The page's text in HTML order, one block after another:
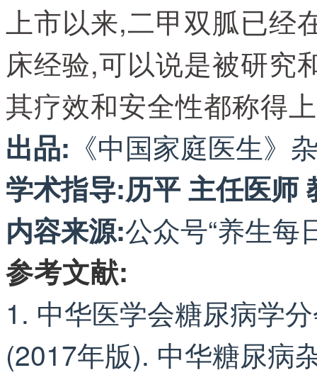
上市以来,二甲双胍已经
床经验,可以说是被研究
其疗效和安全性都称得
出品: 《中国家庭医生》
学术指导:历平 主任医师
内容来源:公众号“养生每
参考文献:
1. 中华医学会糖尿病学
(2017年版). 中华糖尿病